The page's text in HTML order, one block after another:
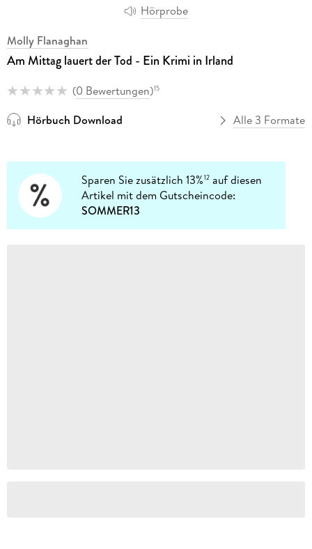
Hörprobe
Molly Flanaghan
Am Mittag lauert der Tod - Ein Krimi in Irland
(0 Bewertungen)15
Hörbuch Download Alle 3 Formate
Sparen Sie zusätzlich 13%12 auf diesen
Artikel mit dem Gutscheincode:
SOMMER13